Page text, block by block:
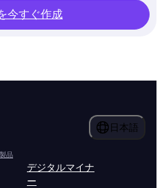
今すぐ作成
日本語
製品
デジタルマイナ
ー